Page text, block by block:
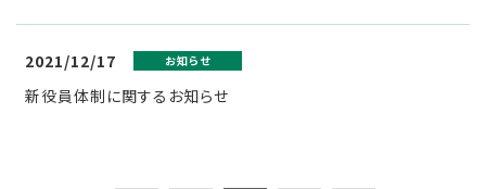
2021/12/17 お知らせ
新役員体制に関するお知らせ